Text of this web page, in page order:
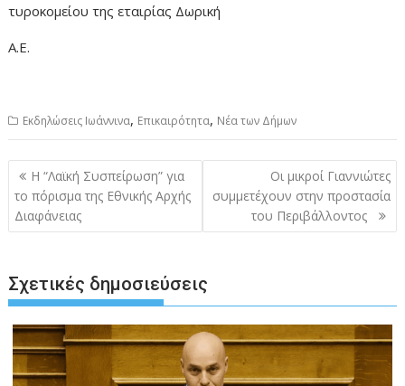
τυροκομείου της εταιρίας Δωρική
Α.Ε.
Εκδηλώσεις Ιωάννινα, Επικαιρότητα, Νέα των Δήμων
Πλοήγηση
άρθρων
Η “Λαϊκή Συσπείρωση” για
το πόρισμα της Εθνικής Αρχής
Διαφάνειας
Οι μικροί Γιαννιώτες
συμμετέχουν στην προστασία
του Περιβάλλοντος
Σχετικές δημοσιεύσεις